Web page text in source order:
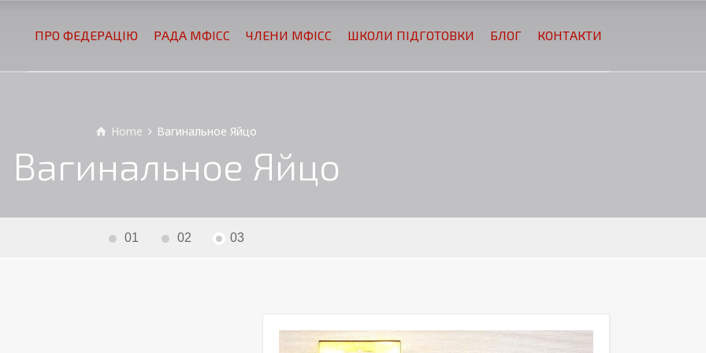
ПРО ФЕДЕРАЦІЮ РАДА МФІСС ЧЛЕНИ МФІСС ШКОЛИ ПІДГОТОВКИ БЛОГ КОНТАКТИ
Home Вагинальное Яйцо
Вагинальное Яйцо
01 02 03